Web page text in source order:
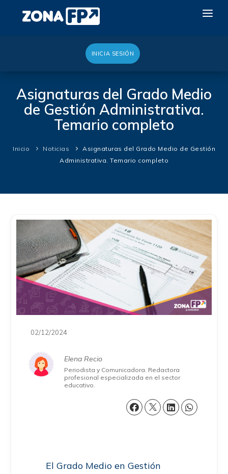
NOTICIAS
QUIERO EXPONER
INICIA SESIÓN
Asignaturas del Grado Medio
de Gestión Administrativa.
Temario completo
Inicio Noticias
Asignaturas del Grado Medio de Gestión
Administrativa. Temario completo
02/12/2024
Elena Recio
Periodista y Comunicadora. Redactora
profesional especializada en el sector
educativo.
El Grado Medio en Gestión